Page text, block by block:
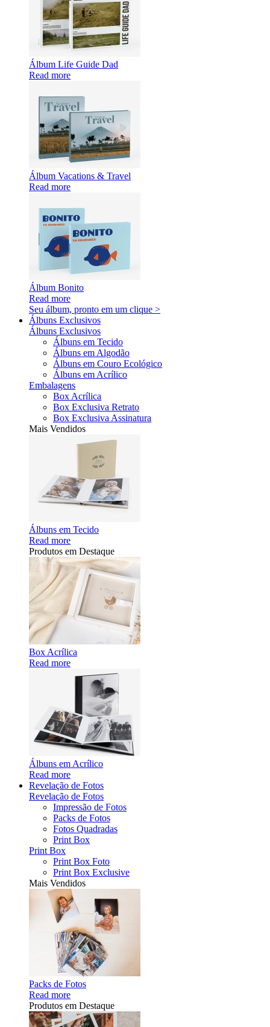
Álbum Life Guide Dad
Read more
Álbum Vacations & Travel
Read more
Álbum Bonito
Read more
Seu álbum, pronto em um clique >
Álbuns Exclusivos
Álbuns Exclusivos
Álbuns em Tecido
Álbuns em Algodão
Álbuns em Couro Ecológico
Álbuns em Acrílico
Embalagens
Box Acrílica
Box Exclusiva Retrato
Box Exclusiva Assinatura
Mais Vendidos
Álbuns em Tecido
Read more
Produtos em Destaque
Box Acrílica
Read more
Álbuns em Acrílico
Read more
Revelação de Fotos
Revelação de Fotos
Impressão de Fotos
Packs de Fotos
Fotos Quadradas
Print Box
Print Box
Print Box Foto
Print Box Exclusive
Mais Vendidos
Packs de Fotos
Read more
Produtos em Destaque